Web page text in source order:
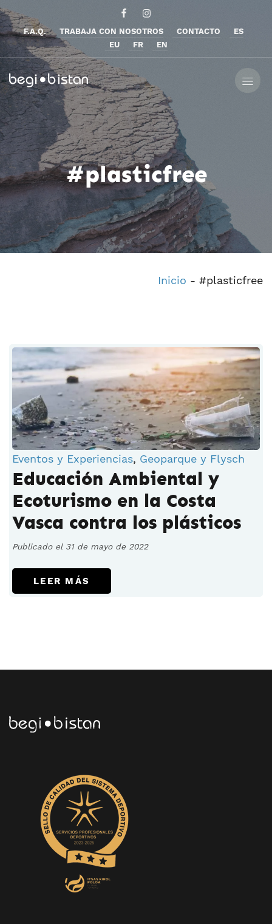
F.A.Q. TRABAJA CON NOSOTROS CONTACTO
ES
EU
FR EN
#plasticfree
Inicio - #plasticfree
Eventos y Experiencias, Geoparque y Flysch
Educación Ambiental y
Ecoturismo en la Costa
Vasca contra los plásticos
Publicado el 31 de mayo de 2022
LEER MÁS